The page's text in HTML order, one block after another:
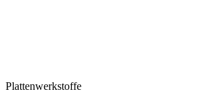
Plattenwerkstoffe